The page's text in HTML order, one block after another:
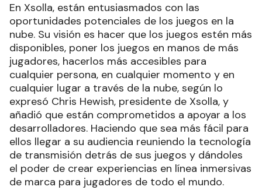
En Xsolla, están entusiasmados con las
oportunidades potenciales de los juegos en la
nube. Su visión es hacer que los juegos estén más
disponibles, poner los juegos en manos de más
jugadores, hacerlos más accesibles para
cualquier persona, en cualquier momento y en
cualquier lugar a través de la nube, según lo
expresó Chris Hewish, presidente de Xsolla, y
añadió que están comprometidos a apoyar a los
desarrolladores. Haciendo que sea más fácil para
ellos llegar a su audiencia reuniendo la tecnología
de transmisión detrás de sus juegos y dándoles
el poder de crear experiencias en línea inmersivas
de marca para jugadores de todo el mundo.